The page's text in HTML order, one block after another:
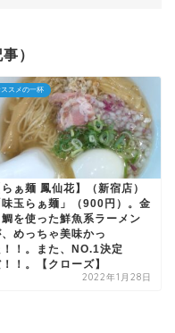
）
スメの一杯
らぁ麺 鳳仙花】（新宿店）
味玉らぁ麺」（900円）。金
鯛を使った鮮魚系ラーメン
めっちゃ美味かっ
！。また、NO.1決定
！。【クローズ】
2022年1月28日